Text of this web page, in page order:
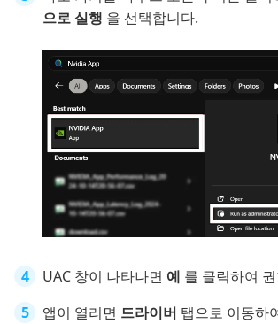
으로 실행 을 선택합니다.
UAC 창이 나타나면 예 를 클릭하여
앱이 열리면 드라이버 탭으로 이동하